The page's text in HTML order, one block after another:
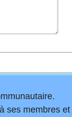
ses membres et